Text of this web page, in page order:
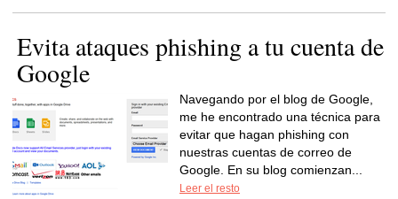
Evita ataques phishing a tu cuenta de
Google
Navegando por el blog de Google,
me he encontrado una técnica para
evitar que hagan phishing con
nuestras cuentas de correo de
Google. En su blog comienzan...
Leer el resto